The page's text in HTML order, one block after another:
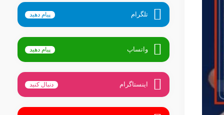
تلگرام پیام دهید
واتساپ پیام دهید
اینستاگرام دنبال کنید